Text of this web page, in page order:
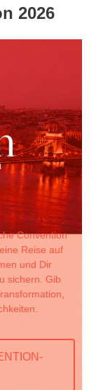
2026
Convention
Reise auf
und Dir
sichern. Gib